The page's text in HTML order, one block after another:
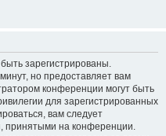
зарегистрированы.
но предоставляет вам
конференции могут быть
для зарегистрированных
вам следует
принятыми на конференции.